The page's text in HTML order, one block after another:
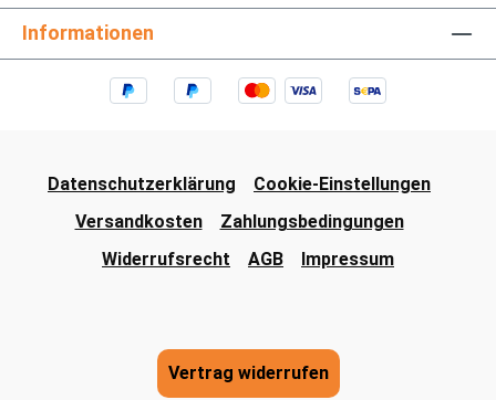
Informationen
Datenschutzerklärung
Cookie-Einstellungen
Versandkosten
Zahlungsbedingungen
Widerrufsrecht
AGB Impressum
Vertrag widerrufen